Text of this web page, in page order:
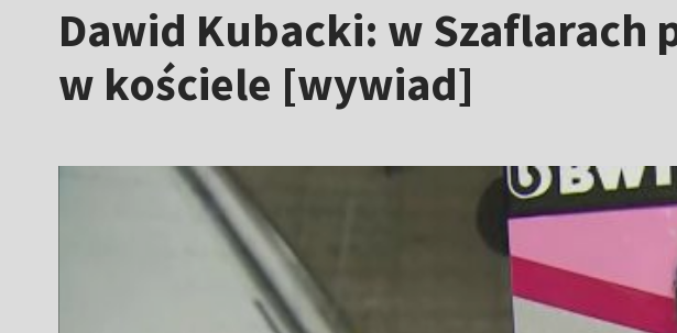
Dawid Kubacki: w Szaflarach
w kościele [wywiad]